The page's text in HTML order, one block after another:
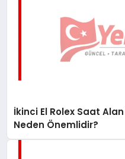
İkinci El Rolex Saat
Neden Önemlidir?